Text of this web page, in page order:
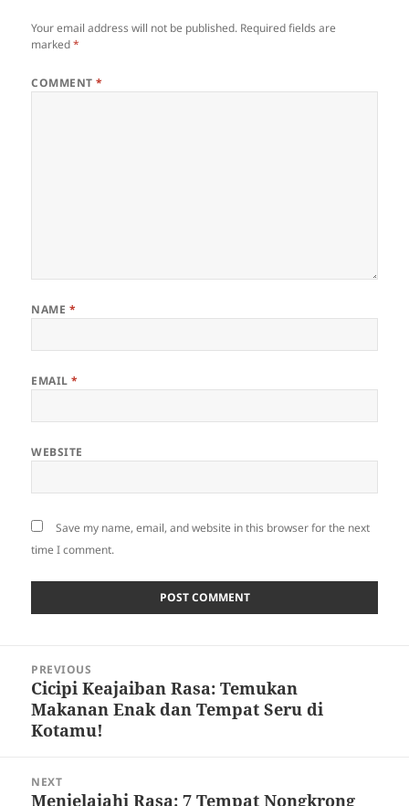
Your email address will not be published. Required fields are
marked*
COMMENT*
NAME *
EMAIL*
WEBSITE
Save my name, email, and website in this browser for the next
time I comment.
navigation
PREVIOUS
Previous
post:
Cicipi Keajaiban Rasa: Temukan
Makanan Enak dan Tempat Seru di
Kotamu!
NEXT
Next
Menjelajahi Rasa: 7 Tempat Nongkrong